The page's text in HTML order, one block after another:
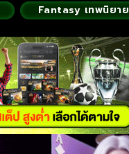
Fantasy เทพนิยาย